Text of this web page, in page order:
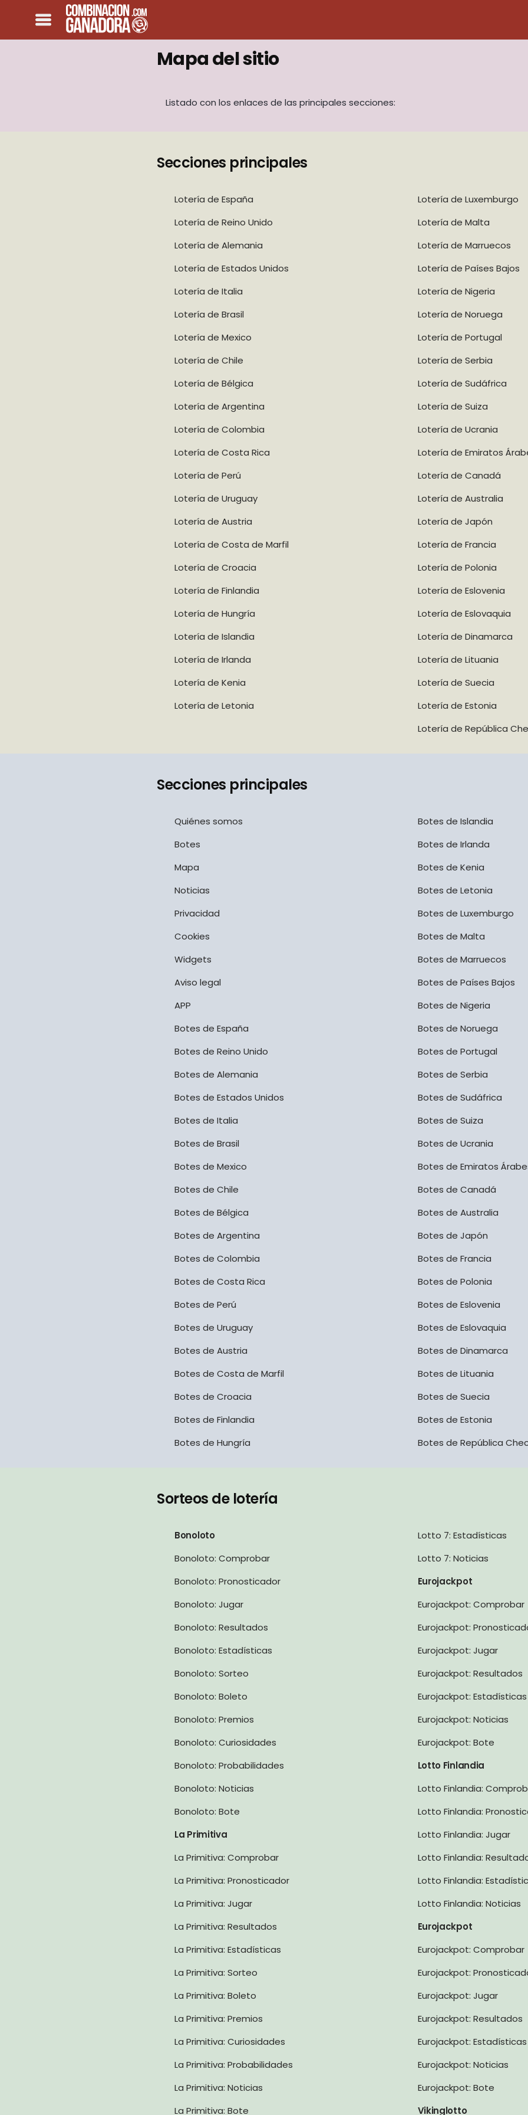
Mapa del sitio
Listado con los enlaces de las principales secciones:
Secciones principales
Lotería de España
Lotería de Reino Unido
Lotería de Alemania
Lotería de Estados Unidos
Lotería de Italia
Lotería de Brasil
Lotería de Mexico
Lotería de Chile
Lotería de Bélgica
Lotería de Argentina
Lotería de Colombia
Lotería de Costa Rica
Lotería de Perú
Lotería de Uruguay
Lotería de Austria
Lotería de Costa de Marfil
Lotería de Croacia
Lotería de Finlandia
Lotería de Hungría
Lotería de Islandia
Lotería de Irlanda
Lotería de Kenia
Lotería de Letonia
Lotería de Luxemburgo
Lotería de Malta
Lotería de Marruecos
Lotería de Países Bajos
Lotería de Nigeria
Lotería de Noruega
Lotería de Portugal
Lotería de Serbia
Lotería de Sudáfrica
Lotería de Suiza
Lotería de Ucrania
Lotería de Emiratos
Lotería de Canadá
Lotería de Australia
Lotería de Japón
Lotería de Francia
Lotería de Polonia
Lotería de Eslovenia
Lotería de Eslovaquia
Lotería de Dinamarca
Lotería de Lituania
Lotería de Suecia
Lotería de Estonia
Lotería de República
Secciones principales
Quiénes somos
Botes
Mapa
Noticias
Privacidad
Cookies
Widgets
Aviso legal
APP
Botes de España
Botes de Reino Unido
Botes de Alemania
Botes de Estados Unidos
Botes de Italia
Botes de Brasil
Botes de Mexico
Botes de Chile
Botes de Bélgica
Botes de Argentina
Botes de Colombia
Botes de Costa Rica
Botes de Perú
Botes de Uruguay
Botes de Austria
Botes de Costa de Marfil
Botes de Croacia
Botes de Finlandia
Botes de Hungría
Botes de Islandia
Botes de Irlanda
Botes de Kenia
Botes de Letonia
Botes de Luxemburgo
Botes de Malta
Botes de Marruecos
Botes de Países Bajos
Botes de Nigeria
Botes de Noruega
Botes de Portugal
Botes de Serbia
Botes de Sudáfrica
Botes de Suiza
Botes de Ucrania
Botes de Emiratos
Botes de Canadá
Botes de Australia
Botes de Japón
Botes de Francia
Botes de Polonia
Botes de Eslovenia
Botes de Eslovaquia
Botes de Dinamarca
Botes de Lituania
Botes de Suecia
Botes de Estonia
Botes de República
Sorteos de lotería
Bonoloto
Bonoloto: Comprobar
Bonoloto: Pronosticador
Bonoloto: Jugar
Bonoloto: Resultados
Bonoloto: Estadísticas
Bonoloto: Sorteo
Bonoloto: Boleto
Bonoloto: Premios
Bonoloto: Curiosidades
Bonoloto: Probabilidades
Bonoloto: Noticias
Bonoloto: Bote
La Primitiva
La Primitiva: Comprobar
La Primitiva: Pronosticador
La Primitiva: Jugar
La Primitiva: Resultados
La Primitiva: Estadísticas
La Primitiva: Sorteo
La Primitiva: Boleto
La Primitiva: Premios
La Primitiva: Curiosidades
La Primitiva: Probabilidades
La Primitiva: Noticias
La Primitiva: Bote
Lotto 7: Estadísticas
Lotto 7: Noticias
Eurojackpot
Eurojackpot: Comprobar
Eurojackpot:
Eurojackpot: Jugar
Eurojackpot: Resultados
Eurojackpot: Estadísticas
Eurojackpot: Noticias
Eurojackpot: Bote
Lotto Finlandia
Lotto Finlandia:
Lotto Finlandia:
Lotto Finlandia: Jugar
Lotto Finlandia:
Lotto Finlandia:
Lotto Finlandia: Noticias
Eurojackpot
Eurojackpot: Comprobar
Eurojackpot:
Eurojackpot: Jugar
Eurojackpot: Resultados
Eurojackpot: Estadísticas
Eurojackpot: Noticias
Eurojackpot: Bote
Vikinglotto